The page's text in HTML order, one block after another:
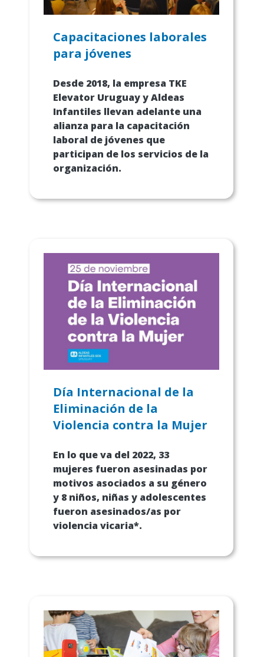
Capacitaciones laborales
para jóvenes
Desde 2018, la empresa TKE
Elevator Uruguay y Aldeas
Infantiles llevan adelante una
alianza para la capacitación
laboral de jóvenes que
participan de los servicios de la
organización.
Día Internacional de la
Eliminación de la
Violencia contra la Mujer
En lo que va del 2022, 33
mujeres fueron asesinadas por
motivos asociados a su género
y 8 niños, niñas y adolescentes
fueron asesinados/as por
violencia vicaria*.